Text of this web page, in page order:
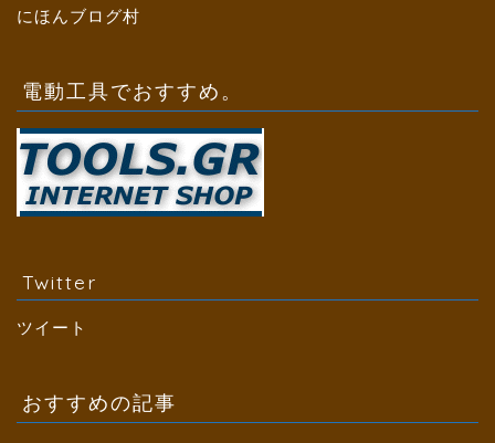
にほんブログ村
電動工具でおすすめ。
Twitter
ツイート
おすすめの記事